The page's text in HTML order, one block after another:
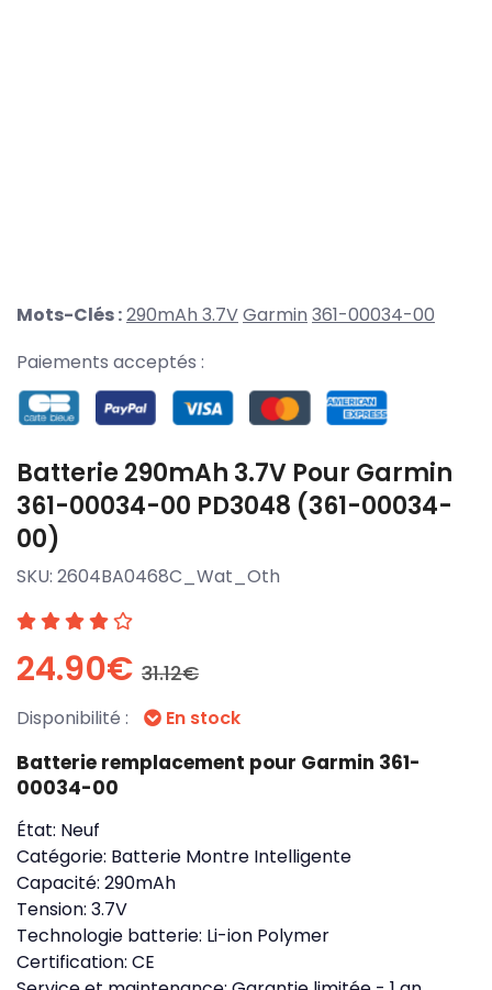
Mots-Clés :290mAh 3.7VGarmin 361-00034-00
Paiements acceptés :
Batterie 290mAh 3.7V Pour Garmin
361-00034-00 PD3048 (361-00034-
00)
SKU: 2604BA0468C_Wat_Oth
24.90€ 31.12€
Disponibilité : En stock
Batterie remplacement pour Garmin 361-
00034-00
État: Neuf
Catégorie: Batterie Montre Intelligente
Capacité: 290mAh
Tension: 3.7V
Technologie batterie: Li-ion Polymer
Certification: CE